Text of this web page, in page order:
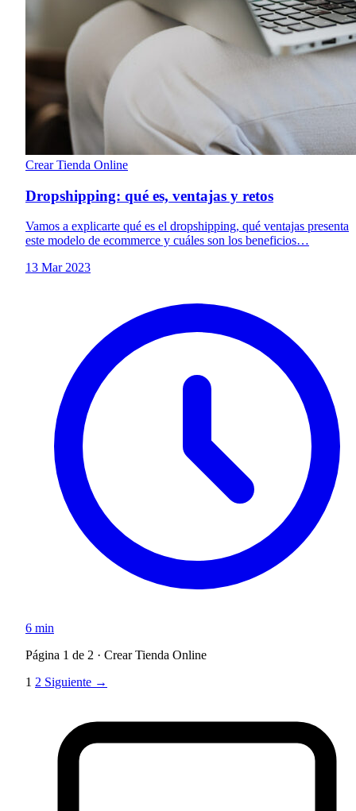
Crear Tienda Online
Dropshipping: qué es, ventajas y retos
Vamos a explicarte qué es el dropshipping, qué ventajas presenta
este modelo de ecommerce y cuáles son los beneficios…
13 Mar 2023
6 min
Página 1 de 2 · Crear Tienda Online
1 2 Siguiente →